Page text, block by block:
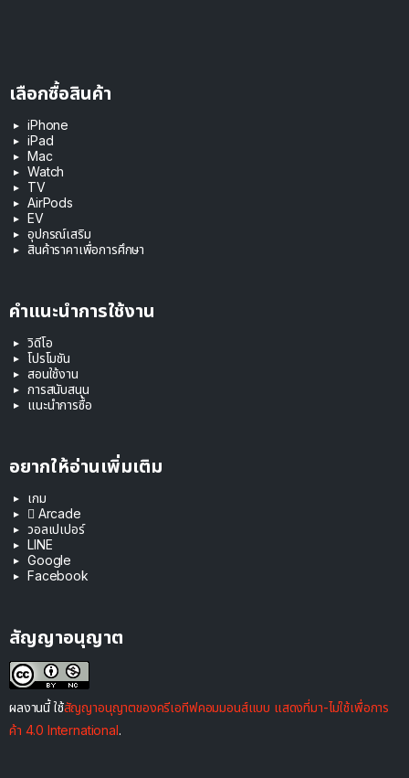
เลือกซื้อสินค้า
iPhone
iPad
Mac
Watch
TV
AirPods
EV
อุปกรณ์เสริม
สินค้าราคาเพื่อการศึกษา
คำแนะนำการใช้งาน
วิดีโอ
โปรโมชัน
สอนใช้งาน
การสนับสนุน
แนะนำการซื้อ
อยากให้อ่านเพิ่มเติม
เกม
 Arcade
วอลเปเปอร์
LINE
Google
Facebook
สัญญาอนุญาต
ผลงานนี้ ใช้สัญญาอนุญาตของครีเอทีฟคอมมอนส์แบบ แสดงที่มา-ไม่ใช้เพื่อการ
ค้า 4.0 International.